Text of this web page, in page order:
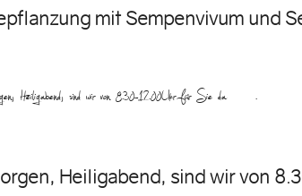
mit Sempenvivum und
Heiligabend, sind wir von 8.30-12.00Uhr für Sie da….
Heiligabend, sind wir von